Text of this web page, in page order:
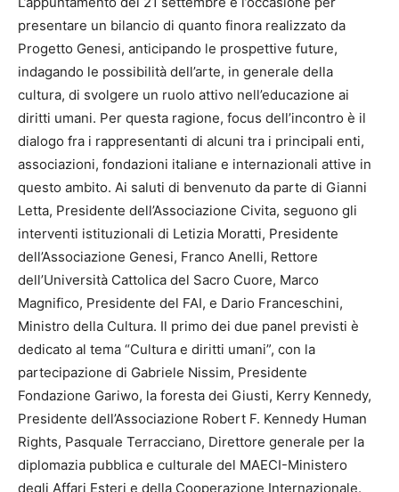
presentare un bilancio di quanto finora realizzato da
Progetto Genesi, anticipando le prospettive future,
indagando le possibilità dell’arte, in generale della
cultura, di svolgere un ruolo attivo nell’educazione ai
diritti umani. Per questa ragione, focus dell’incontro è il
dialogo fra i rappresentanti di alcuni tra i principali enti,
associazioni, fondazioni italiane e internazionali attive in
questo ambito. Ai saluti di benvenuto da parte di Gianni
Letta, Presidente dell’Associazione Civita, seguono gli
interventi istituzionali di Letizia Moratti, Presidente
dell’Associazione Genesi, Franco Anelli, Rettore
dell’Università Cattolica del Sacro Cuore, Marco
Magnifico, Presidente del FAI, e Dario Franceschini,
Ministro della Cultura. Il primo dei due panel previsti è
dedicato al tema “Cultura e diritti umani”, con la
partecipazione di Gabriele Nissim, Presidente
Fondazione Gariwo, la foresta dei Giusti, Kerry Kennedy,
Presidente dell’Associazione Robert F. Kennedy Human
Rights, Pasquale Terracciano, Direttore generale per la
diplomazia pubblica e culturale del MAECI-Ministero
degli Affari Esteri e della Cooperazione Internazionale.